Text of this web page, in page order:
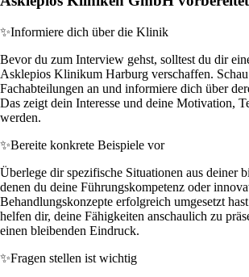
✨Informiere dich über die Klinik
Bevor du zum Interview gehst, solltest du dir
Asklepios Klinikum Harburg verschaffen.
Fachabteilungen an und informiere dich über
Das zeigt dein Interesse und deine Motivation,
werden.
✨Bereite konkrete Beispiele vor
Überlege dir spezifische Situationen aus deiner
denen du deine Führungskompetenz oder
Behandlungskonzepte erfolgreich umgesetzt
helfen dir, deine Fähigkeiten anschaulich zu
einen bleibenden Eindruck.
✨Fragen stellen ist wichtig